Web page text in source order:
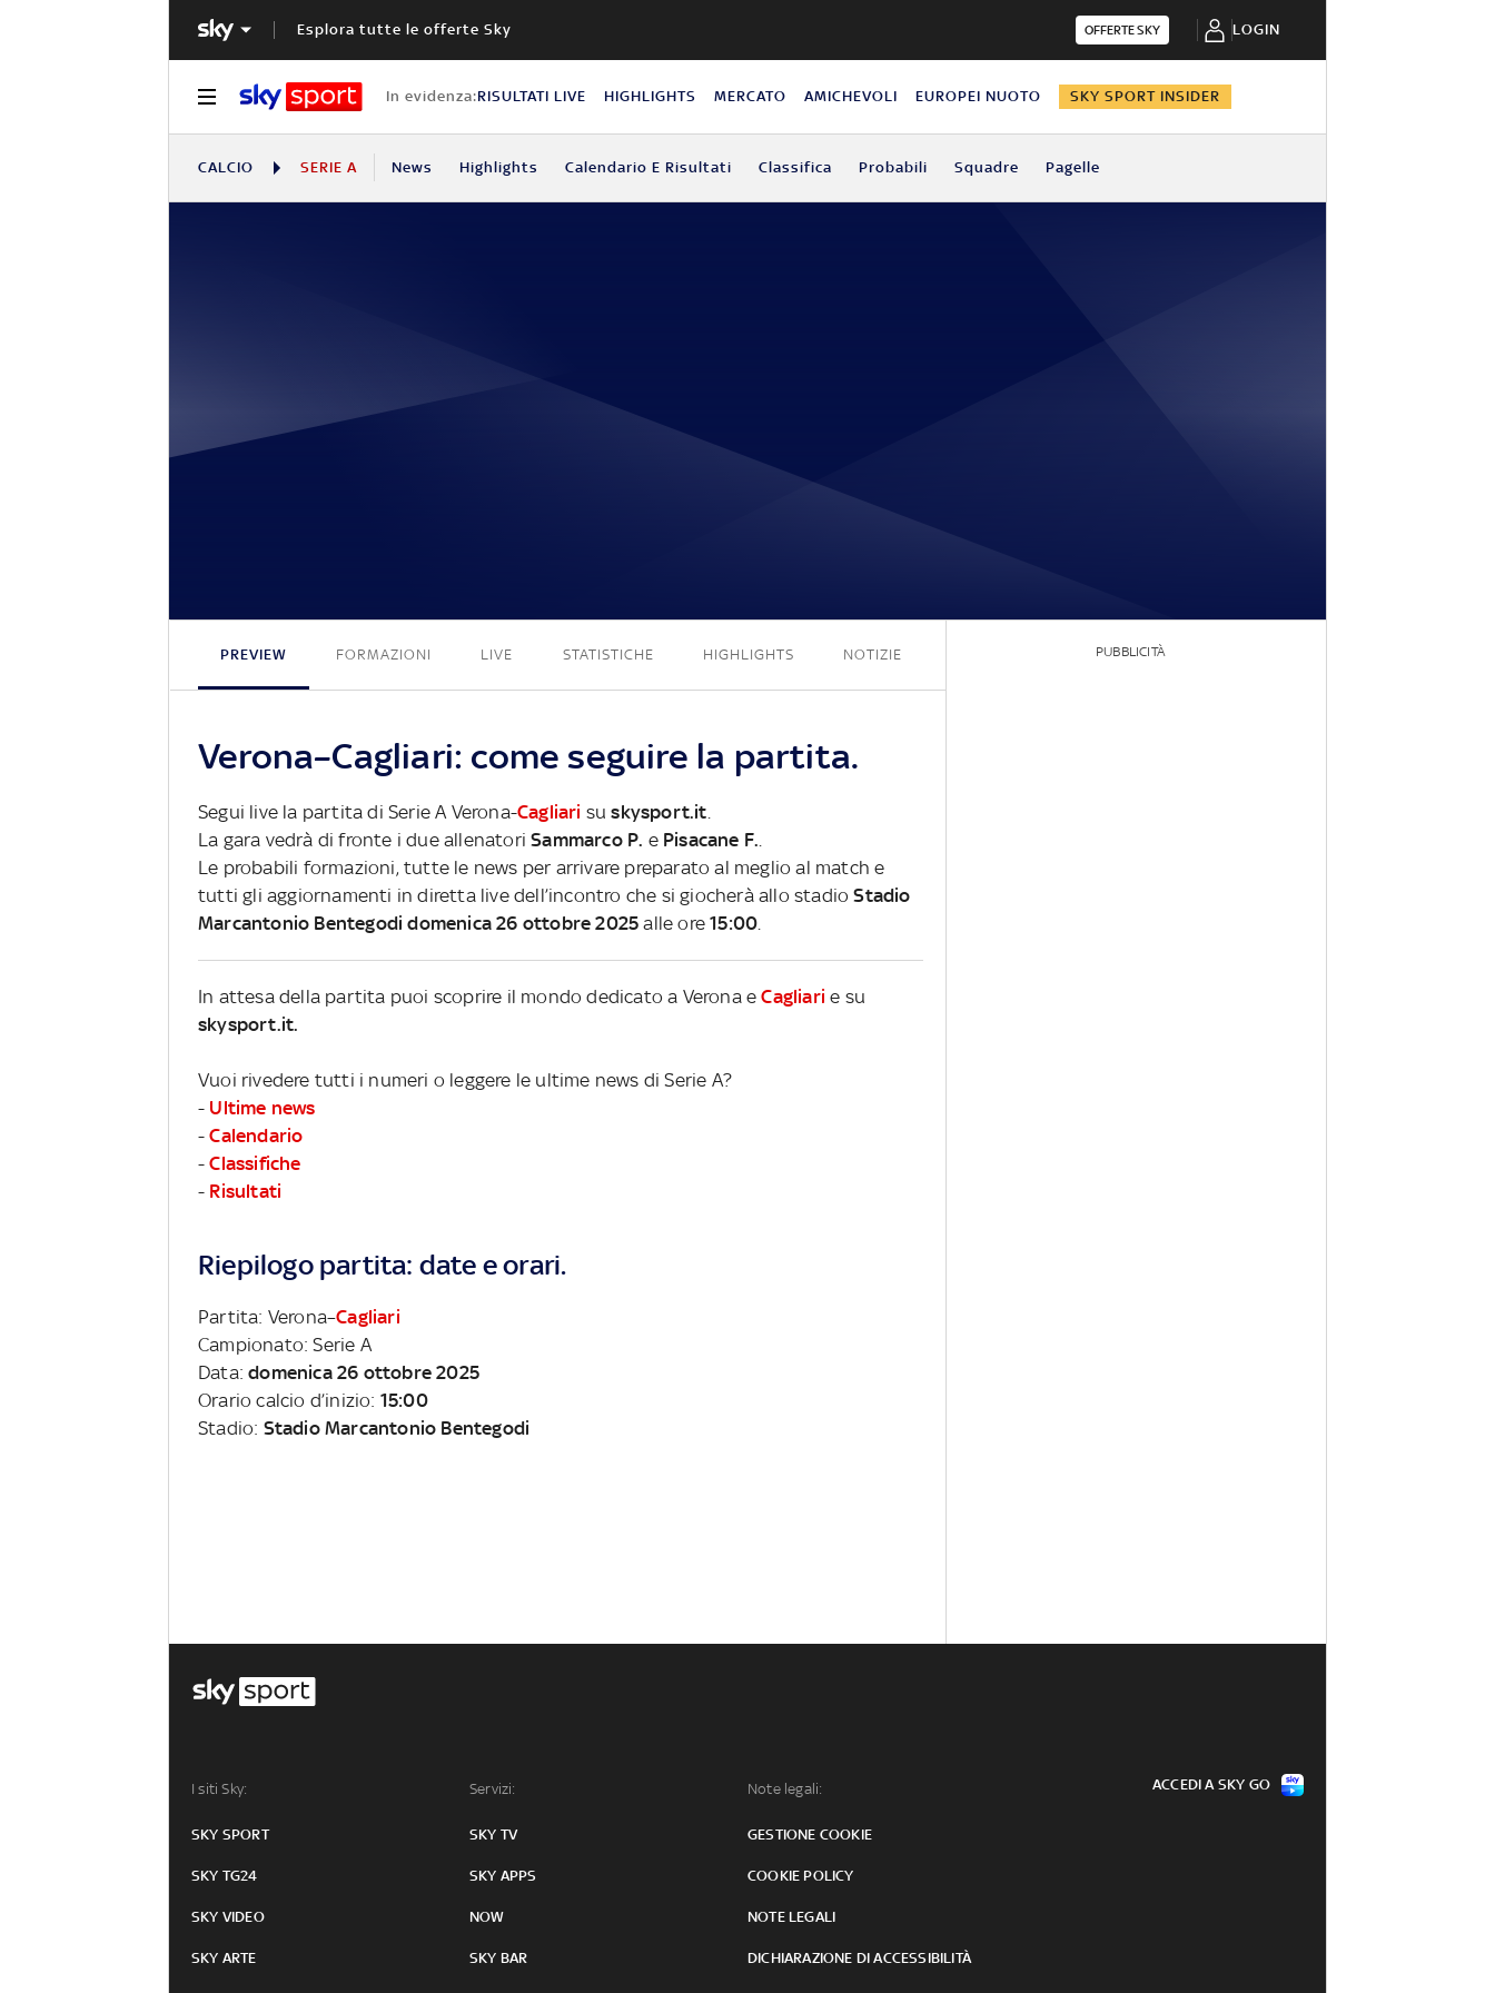
Esplora tutte le offerte Sky OFFERTE SKY LOGIN
In evidenza:RISULTATI LIVE HIGHLIGHTS MERCATO AMICHEVOLI EUROPEI NUOTO SKY SPORT INSIDER
CALCIO SERIE A News Highlights Calendario E Risultati Classifica Probabili Squadre Pagelle
PREVIEW FORMAZIONI LIVE STATISTICHE HIGHLIGHTS NOTIZIE
Verona–Cagliari: come seguire la partita.
Segui live la partita di Serie A Verona-Cagliari suskysport.it
La gara vedrà di fronte i due allenatoriSammarco P. e Pisacane F.
Le probabili formazioni, tutte le news per arrivare preparato al meglio al match e
tutti gli aggiornamenti in diretta live dell’incontro che si giocherà allo stadioStadio
Marcantonio Bentegodi domenica 26 ottobre 2025 alle ore15:00
In attesa della partita puoi scoprire il mondo dedicato a Verona eCagliari e su
skysport.it.
Vuoi rivedere tutti i numeri o leggere le ultime news di Serie A?
- Ultime news
-Calendario
-Classifiche
- Risultati
Riepilogo partita: date e orari.
Partita: Verona–Cagliari
Campionato: Serie A
Data:domenica 26 ottobre 2025
Orario calcio d’inizio: 15:00
Stadio: Stadio Marcantonio Bentegodi
PUBBLICITÀ
I siti Sky:
SKY SPORT
SKY TG24
SKY VIDEO
SKY ARTE
Servizi:
SKY TV
SKY APPS
NOW
SKY BAR
Note legali:
GESTIONE COOKIE
COOKIE POLICY
NOTE LEGALI
DICHIARAZIONE DI ACCESSIBILITÀ
ACCEDI A SKY GO